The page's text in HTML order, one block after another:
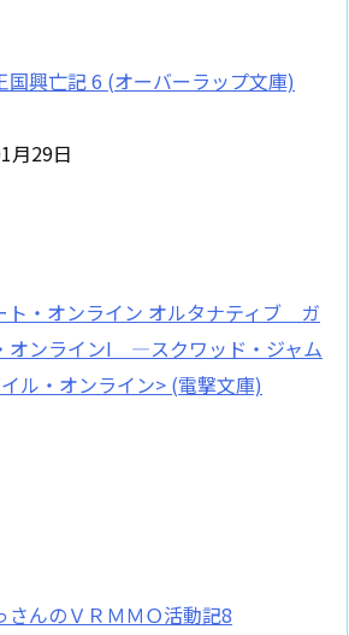
国興亡記 6 (オーバーラップ文庫)
月29日
ト・オンライン オルタナティブ ガ
オンラインI ―スクワッド・ジャム
ル・オンライン> (電撃文庫)
さんのＶＲＭＭＯ活動記8